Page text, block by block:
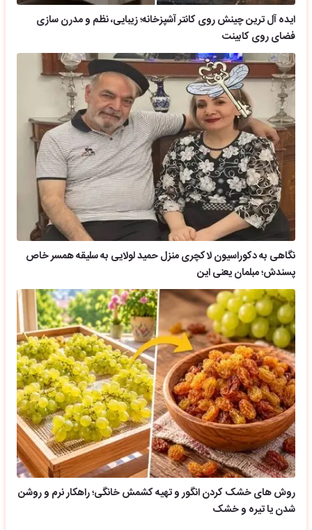
ایده آل ترین چینش روی کانتر آشپزخانه؛ زیبایی، نظم و مدرن سازی
فضای روی کابینت
نگاهی به دکوراسیون لاکچری منزل حمید لولایی به سلیقه همسر خاص
پسندش؛ مبلمان یعنی این
روش های خشک کردن انگور و تهیه کشمش خانگی؛ راهکار نرم و روشن
شدن یا تیره و خشک